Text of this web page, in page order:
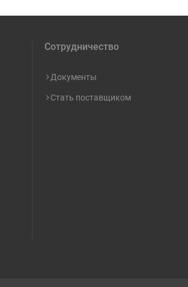
Сотрудничество
Документы
Стать поставщиком